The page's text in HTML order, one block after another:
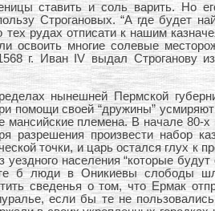
ставить и соль варить. Но
Строгановых. “А где будет
рудах отписати к нашим
освоить многие солевые
г. Иван IV выдал Строганову
нынешней Пермской
помощи своей “дружины”
племена. В начале 80-х
произвести набор
точки, и царь остался глух к
населения “которые
б люди в Оникиевы слободы
сведенья о том, что Ермак
если бы те не